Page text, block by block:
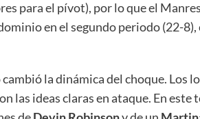
para el pívot), por lo que el
en el segundo periodo (22-
la dinámica del choque. Los
las ideas claras en ataque. En